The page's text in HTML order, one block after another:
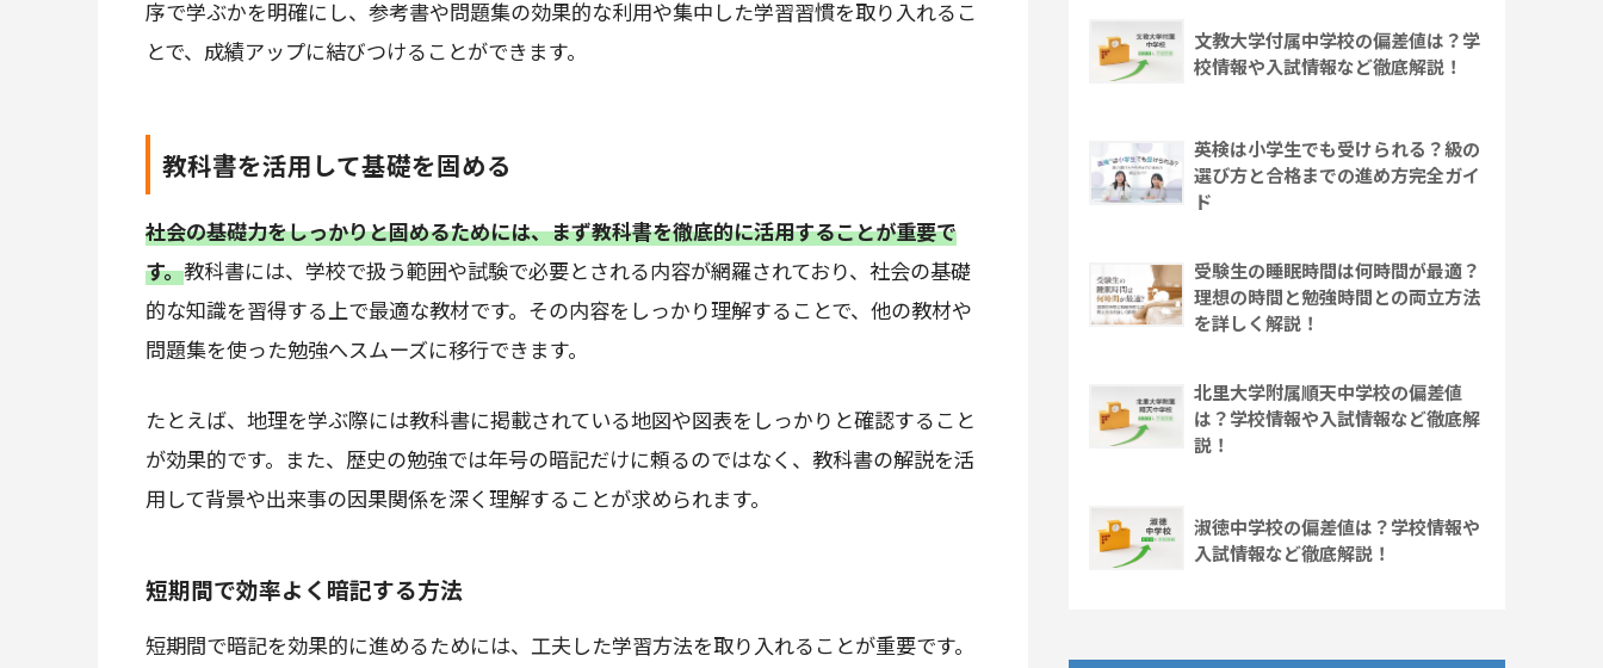
序で学ぶかを明確にし、参考書や問題集の効果的な利用や集中した学習習慣を取り入れるこ
とで、成績アップに結びつけることができます。
教科書を活用して基礎を固める
社会の基礎力をしっかりと固めるためには、まず教科書を徹底的に活用することが重要で
す。教科書には、学校で扱う範囲や試験で必要とされる内容が網羅されており、社会の基礎
的な知識を習得する上で最適な教材です。その内容をしっかり理解することで、他の教材や
問題集を使った勉強へスムーズに移行できます。
たとえば、地理を学ぶ際には教科書に掲載されている地図や図表をしっかりと確認すること
が効果的です。また、歴史の勉強では年号の暗記だけに頼るのではなく、教科書の解説を活
用して背景や出来事の因果関係を深く理解することが求められます。
短期間で効率よく暗記する方法
短期間で暗記を効果的に進めるためには、工夫した学習方法を取り入れることが重要です。
文教大学付属中学校の偏差値は？学
校情報や入試情報など徹底解説！
英検は小学生でも受けられる？級の
選び方と合格までの進め方完全ガイ
ド
受験生の睡眠時間は何時間が最適？
理想の時間と勉強時間との両立方法
を詳しく解説！
北里大学附属順天中学校の偏差値
は？学校情報や入試情報など徹底解
説！
淑徳中学校の偏差値は？学校情報や
入試情報など徹底解説！